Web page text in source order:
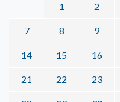
1 2
7 8 9
14 15 16
21 22 23